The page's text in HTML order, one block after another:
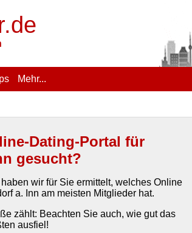
Mehr...
Dating-Portal für
gesucht?
wir für Sie ermittelt, welches Online
a. Inn am meisten Mitglieder hat.
zählt: Beachten Sie auch, wie gut das
ausfiel!